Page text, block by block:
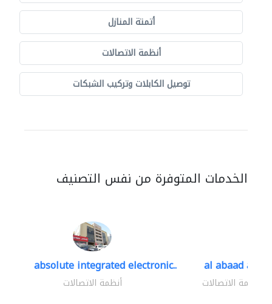
أتمتة المنازل
أنظمة الاتصالات
توصيل الكابلات وتركيب الشبكات
الخدمات المتوفرة من نفس التصنيف
absolute integrated electronic..
أنظمة الاتصالات
al abaad al..
أنظمة الاتصالات